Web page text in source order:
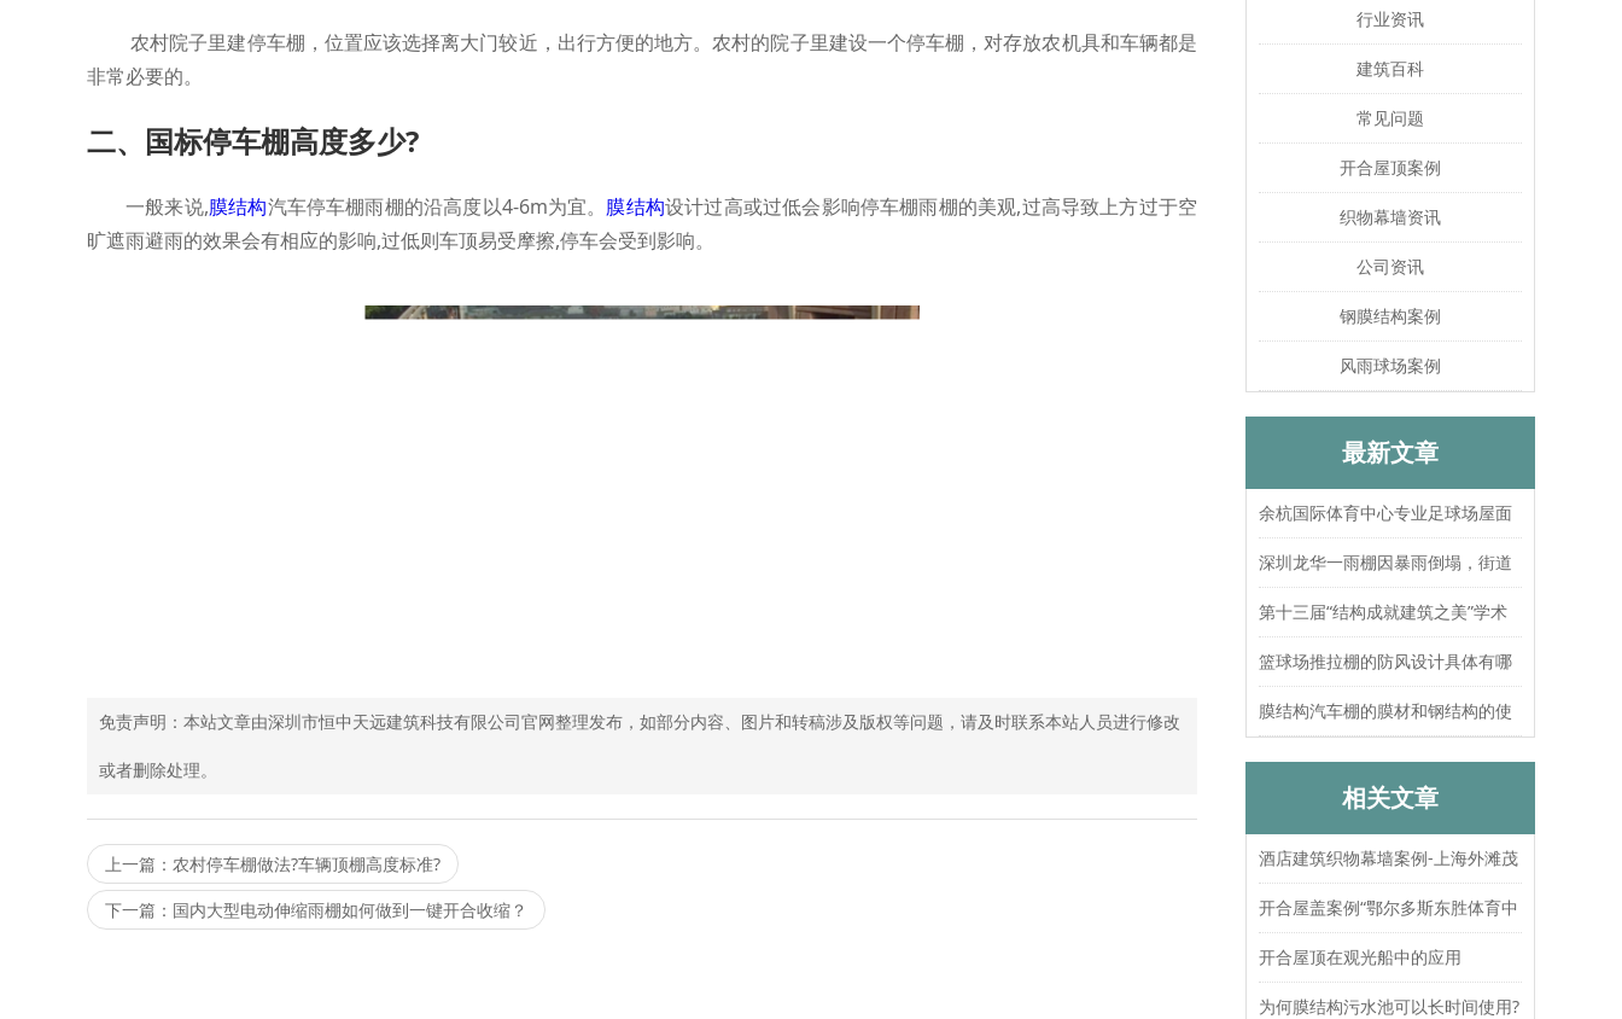
农村院子里建停车棚，位置应该选择离大门较近，出行方便的地方。农村的院子里建设一个停车棚，对存放农机具和车辆都是
非常必要的。
二、国标停车棚高度多少?
一般来说,膜结构汽车停车棚雨棚的沿高度以4-6m为宜。 膜结构设计过高或过低会影响停车棚雨棚的美观,过高导致上方过于空
旷遮雨避雨的效果会有相应的影响,过低则车顶易受摩擦,停车会受到影响。
免责声明：本站文章由深圳市恒中天远建筑科技有限公司官网整理发布，如部分内容、图片和转稿涉及版权等问题，请及时联系本站人员进行修改
或者删除处理。
上一篇：农村停车棚做法?车辆顶棚高度标准?
下一篇：国内大型电动伸缩雨棚如何做到一键开合收缩？
行业资讯
建筑百科
常见问题
开合屋顶案例
织物幕墙资讯
公司资讯
钢膜结构案例
风雨球场案例
最新文章
余杭国际体育中心专业足球场屋面
索结构张拉圆满完成
深圳龙华一雨棚因暴雨倒塌，街道
办：已处置，无人员伤亡
第十三届“结构成就建筑之美”学术
论坛暨上海大歌剧院观摩
篮球场推拉棚的防风设计具体有哪
些？抗风等级如何测试验证？
膜结构汽车棚的膜材和钢结构的使
用寿命分别是多久？
相关文章
酒店建筑织物幕墙案例-上海外滩茂
悦大酒店
开合屋盖案例“鄂尔多斯东胜体育中
心”
开合屋顶在观光船中的应用
为何膜结构污水池可以长时间使用?